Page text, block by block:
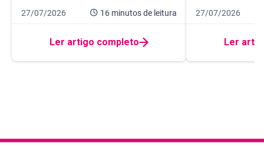
Data de publicação 27 de julho de 2026
27/07/2026 16 minutosde leitura
16 minutos de leitura
Ler artigo completo
Data de
27/07/2026
10 minutos de
Ler